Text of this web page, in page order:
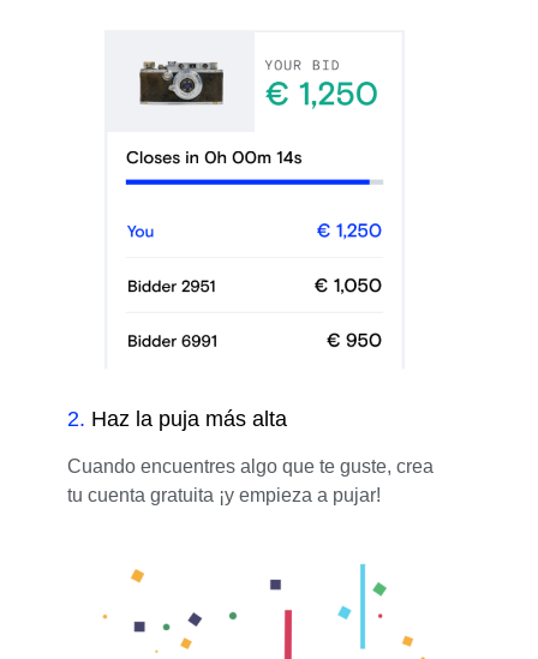
2. Haz la puja más alta
Cuando encuentres algo que te guste, crea
tu cuenta gratuita ¡y empieza a pujar!